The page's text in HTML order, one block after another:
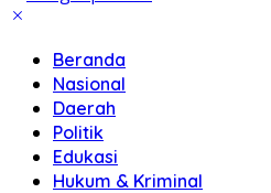
Beranda
Nasional
Daerah
Politik
Edukasi
Hukum & Kriminal